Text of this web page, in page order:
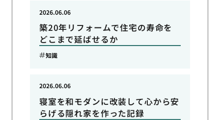
築20年リフォームで住宅の寿命を
どこまで延ばせるか
2026.06.06
知識
寝室を和モダンに改装して心から安
らげる隠れ家を作った記録
2026.06.06